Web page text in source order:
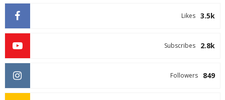
3.5k
Likes
2.8k
Subscribes
849
Followers